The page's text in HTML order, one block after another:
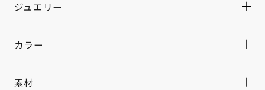
ジュエリー
カラー
素材